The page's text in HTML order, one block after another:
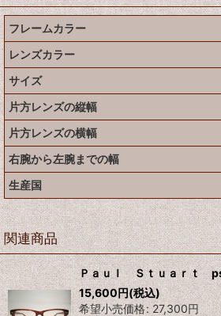
フレームカラー
レンズカラー
サイズ
片方レンズの縦幅
片方レンズの横幅
右腕から左腕までの幅
生産国
関連商品
Ｐａｕｌ Ｓｔｕａｒｔ
15,600円(税込)
希望小売価格: 27,300円